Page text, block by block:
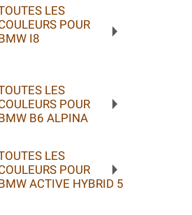
LES
POUR
I8
LES
POUR
B6 ALPINA
LES
POUR
ACTIVE HYBRID 5